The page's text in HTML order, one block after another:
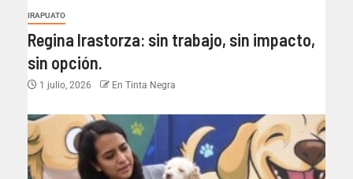
IRAPUATO
Regina Irastorza: sin trabajo, sin impacto,
sin opción.
1 julio, 2026 En Tinta Negra